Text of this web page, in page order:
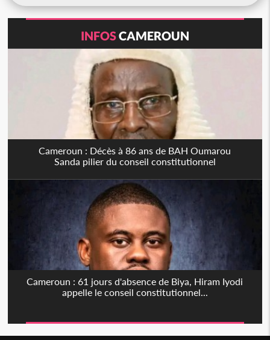
INFOSCAMEROUN
Cameroun : Décès à 86 ans de BAH Oumarou
Sanda pilier du conseil constitutionnel
Cameroun : 61 jours d'absence de Biya, Hiram Iyodi
appelle le conseil constitutionnel...